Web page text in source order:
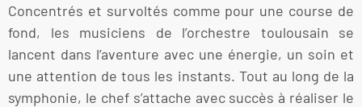
Concentrés et survoltés comme pour une course de
fond, les musiciens de l’orchestre toulousain se
lancent dans l’aventure avec une énergie, un soin et
une attention de tous les instants. Tout au long de la
symphonie, le chef s’attache avec succès à réaliser le